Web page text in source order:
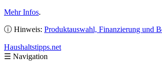
Mehr Infos.
ⓘ Hinweis: Produktauswahl, Finanzierung und
Haushaltstipps.net
☰ Navigation